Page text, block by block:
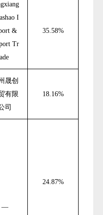
I
&
Tr
ade
35.58%
晟创
有限
司
18.16%
24.87%
—